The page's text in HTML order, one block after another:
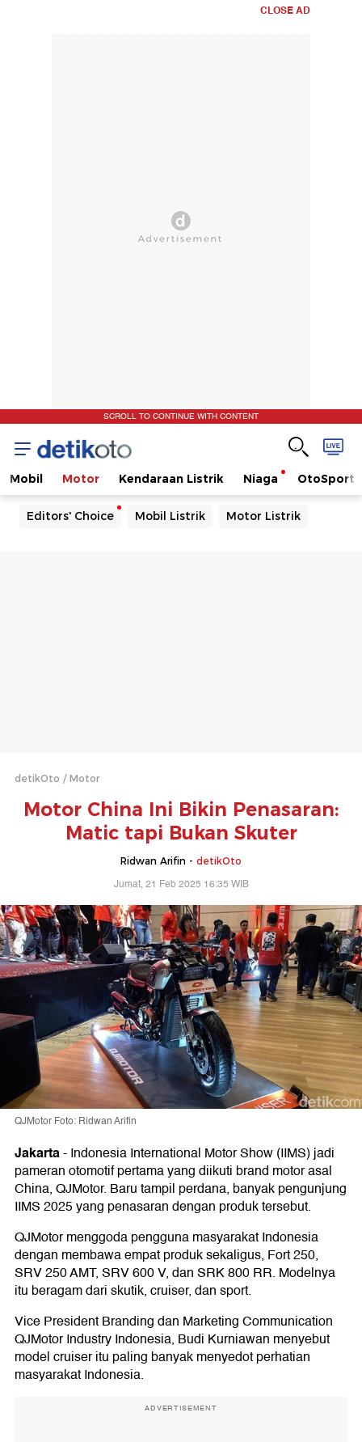
CLOSE AD
SCROLL TO CONTINUE WITH CONTENT
Mobil Motor Kendaraan Listrik Niaga OtoSport
Editors' Choice Mobil Listrik Motor Listrik
detikOto Motor
Motor China Ini Bikin Penasaran:
Matic tapi Bukan Skuter
Ridwan Arifin - detikOto
Jumat, 21 Feb 2025 16:35 WIB
QJMotor Foto: Ridwan Arifin
Jakarta-Indonesia International Motor Show (IIMS) jadi
pameran otomotif pertama yang diikuti brand motor asal
China, QJMotor. Baru tampil perdana, banyak pengunjung
IIMS 2025 yang penasaran dengan produk tersebut.
QJMotor menggoda pengguna masyarakat Indonesia
dengan membawa empat produk sekaligus, Fort 250,
SRV 250 AMT, SRV 600 V, dan SRK 800 RR. Modelnya
itu beragam dari skutik, cruiser, dan sport.
Vice President Branding dan Marketing Communication
QJMotor Industry Indonesia, Budi Kurniawan menyebut
model cruiser itu paling banyak menyedot perhatian
masyarakat Indonesia.
ADVERTISEMENT